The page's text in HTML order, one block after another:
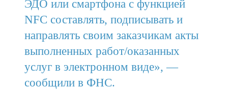
ЭДО или смартфона с функцией
NFC составлять, подписывать и
направлять своим заказчикам акты
выполненных работ/оказанных
услуг в электронном виде», —
сообщили в ФНС.